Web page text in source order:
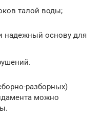
талой воды;
надежный основу для
разборных)
можно